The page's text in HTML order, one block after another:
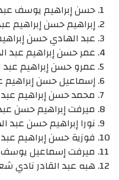
حسن إبراهيم يوسف عبد
إبراهيم حسن إبراهيم عبد
عبد الهادي حسن إبراهيم
عمر حسن إبراهيم عبد
عمرو حسن إبراهيم عبد
إسماعيل حسن إبراهيم عبد
محمد حسن إبراهيم عبد
ميرفت إبراهيم حسن
نورا إبراهيم حسن عبد
فوزية حسن إبراهيم عبد
ميرفت إسماعيل يوسف عبد
هبه عبد القادر نادي شعبان